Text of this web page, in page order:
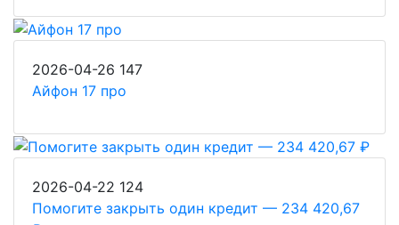
2026-04-26 147
Айфон 17 про
2026-04-22 124
Помогите закрыть один кредит — 234 420,67